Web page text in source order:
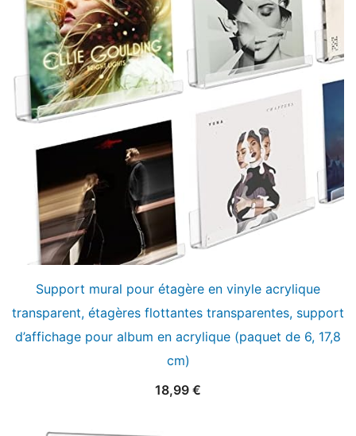
Support mural pour étagère en vinyle acrylique
transparent, étagères flottantes transparentes, support
d’affichage pour album en acrylique (paquet de 6, 17,8
cm)
18,99 €